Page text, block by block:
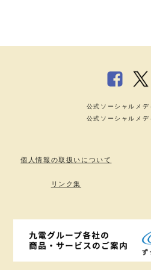
個人情報の取扱いについて
リンク集
公式ソーシャルメデ
公式ソーシャルメデ